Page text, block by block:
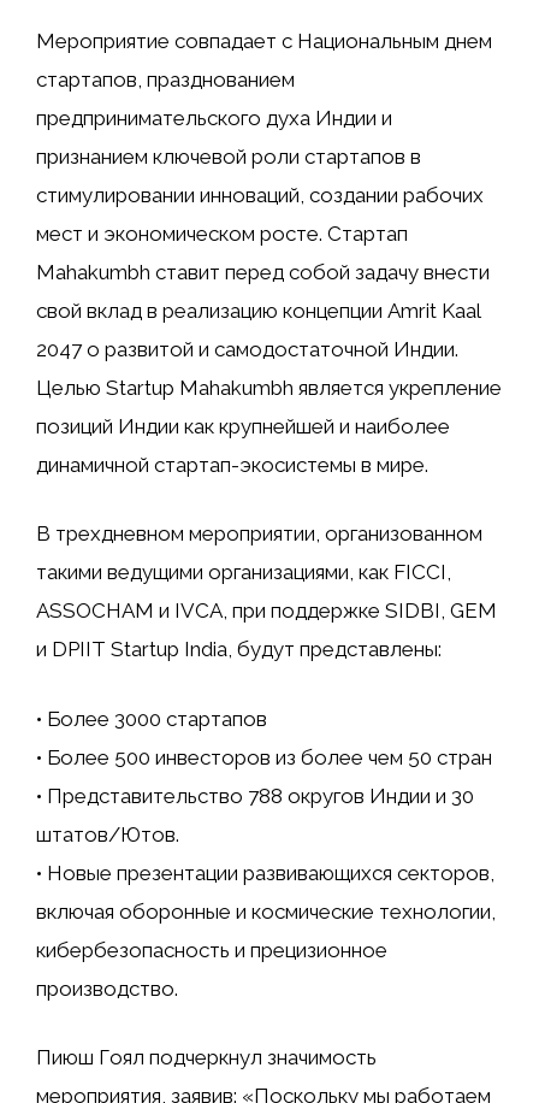
Мероприятие совпадает с Национальным днем ​​
стартапов, празднованием
предпринимательского духа Индии и
признанием ключевой роли стартапов в
стимулировании инноваций, создании рабочих
мест и экономическом росте. Стартап
Mahakumbh ставит перед собой задачу внести
свой вклад в реализацию концепции Amrit Kaal
2047 о развитой и самодостаточной Индии.
Целью Startup Mahakumbh является укрепление
позиций Индии как крупнейшей и наиболее
динамичной стартап-экосистемы в мире.
В трехдневном мероприятии, организованном
такими ведущими организациями, как FICCI,
ASSOCHAM и IVCA, при поддержке SIDBI, GEM
и DPIIT Startup India, будут представлены:
• Более 3000 стартапов
• Более 500 инвесторов из более чем 50 стран
• Представительство 788 округов Индии и 30
штатов/Ютов.
• Новые презентации развивающихся секторов,
включая оборонные и космические технологии,
кибербезопасность и прецизионное
производство.
Пиюш Гоял подчеркнул значимость
мероприятия, заявив: «Поскольку мы работаем